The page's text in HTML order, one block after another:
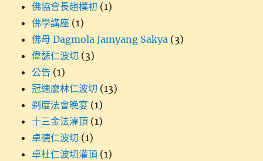
佛協會長趙樸初 (1)
佛學講座 (1)
佛母 Dagmola Jamyang Sakya (3)
偉瑟仁波切 (3)
公告 (1)
冠速麼林仁波切 (13)
剃度法會晚宴 (1)
十三金法灌頂 (1)
卓德仁波切 (1)
卓杜仁波切灌頂 (1)